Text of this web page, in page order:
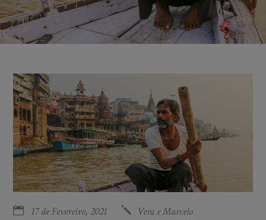
17 de Fevereiro, 2021 Vera e Marcelo